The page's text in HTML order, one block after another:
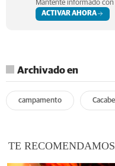
Mantente informado
ACTIVAR AHORA
Archivado en
campamento
TE RECOMENDAMOS